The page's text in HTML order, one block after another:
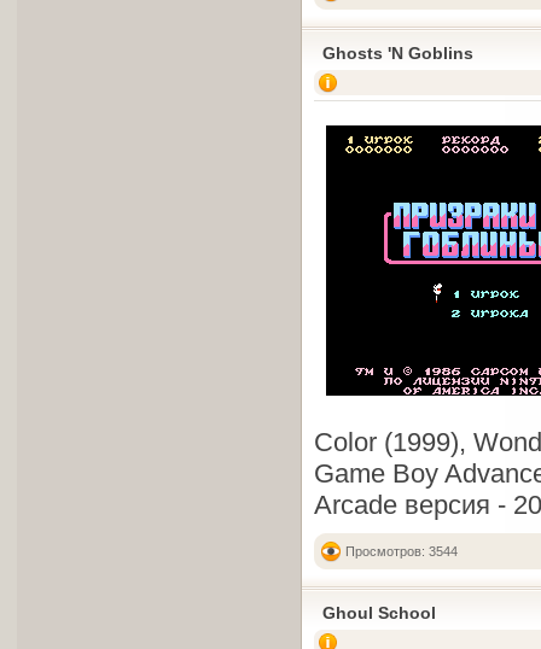
Ghosts 'N Goblins
Color (1999),
Game Boy
Arcade версия -
Просмотров: 3544
Ghoul School